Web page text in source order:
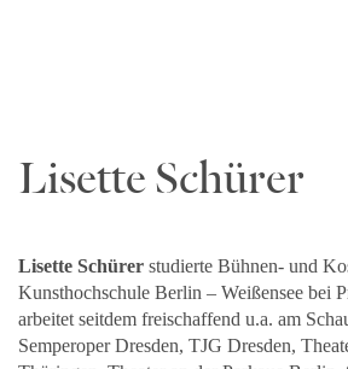
Lisette Schürer
Lisette Schürer studierte Bühnen- und
Kunsthochschule Berlin – Weißensee bei
arbeitet seitdem freischaffend u.a. am
Semperoper Dresden, TJG Dresden,